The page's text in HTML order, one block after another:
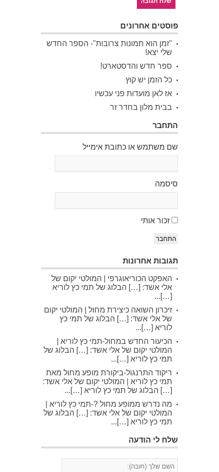
פוסטים אחרונים
"זמן הוא תמונות צרובות"- הספר החדש
שלי יצא!
ספר חדש והדסטארט!
כל הזמן יש קוץ
אז לאן מועדות פני עכשיו
בבית מלון בחדר זר
התחבר
שם משתמש או כתובת אימייל
סיסמה
זכור אותי
התחבר
תגובות אחרונות
האפקט הכוריאוגרפי | המולטי יקום של
אלי אשד: […] הבלוג של תמי כץ לוריא
[…]...
זיכרון השואה כיצירת מחול | המולטי יקום
של אלי אשד: […] הבלוג של תמי כץ
לוריא […]...
הכיעור החדש במחול-תמי כץ לוריא |
המולטי יקום של אלי אשד: […] הבלוג של
תמי כץ לוריא […]...
ריקוד התרנגול-ביקורת מופע מחול מאת
תמי כץ לוריא | המולטי יקום של אלי אשד:
[…] הבלוג של תמי כץ לוריא […]...
מה נדרש ממופע מחול ?-תמי כץ לוריא |
המולטי יקום של אלי אשד: […] הבלוג של
תמי כץ לוריא […]...
שלח לי הודעה